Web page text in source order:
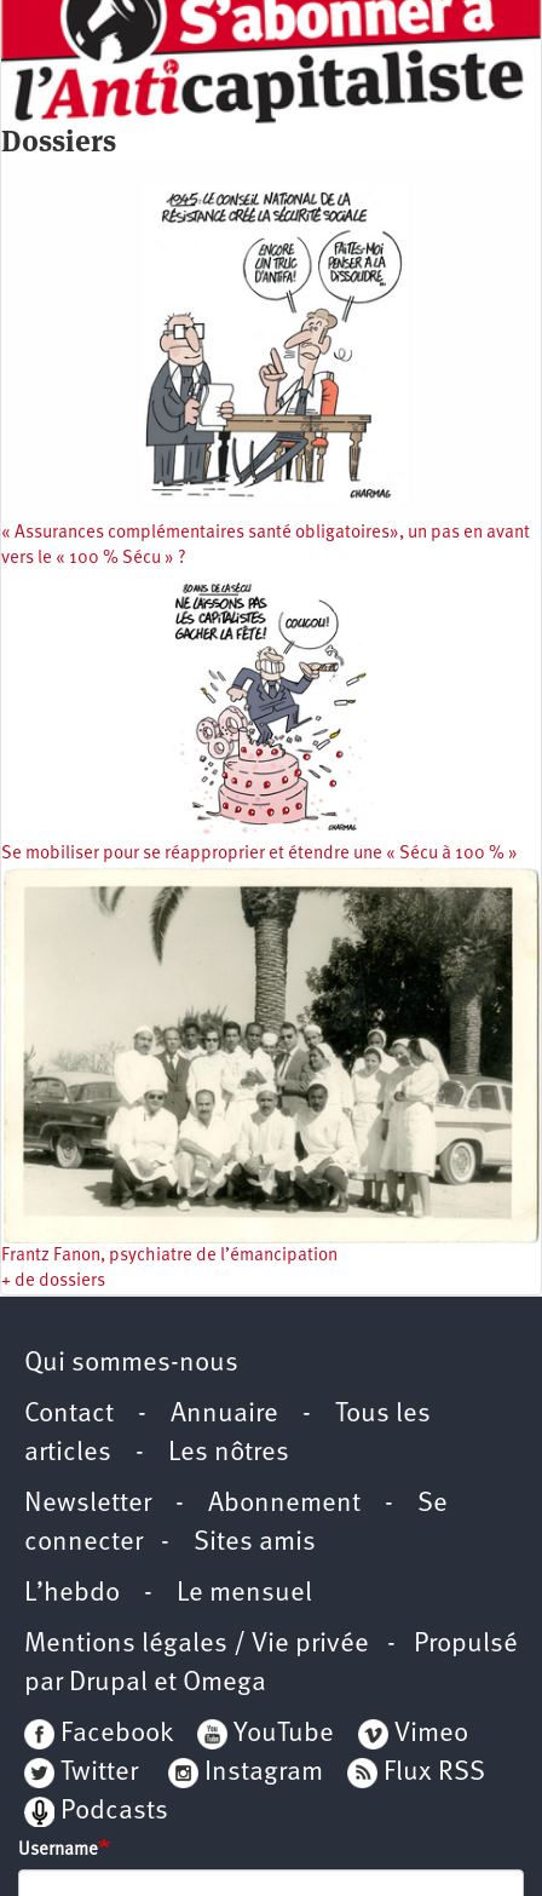
Dossiers
« Assurances complémentaires santé obligatoires», un pas en avant
vers le « 100 % Sécu » ?
Se mobiliser pour se réapproprier et étendre une « Sécu à 100 % »
Frantz Fanon, psychiatre de l’émancipation
+ de dossiers
Qui sommes-nous
Contact - Annuaire -
Tous les
articles - Les nôtres
Newsletter- Abonnement - Se
connecter- Sites amis
L’hebdo - Le mensuel
Mentions légales / Vie privée - Propulsé
par Drupal et Omega
Facebook
YouTube
Vimeo
Twitter
Instagram
Flux RSS
Podcasts
Username